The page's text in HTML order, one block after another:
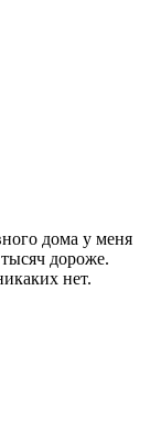
дома у меня
дороже.
нет.